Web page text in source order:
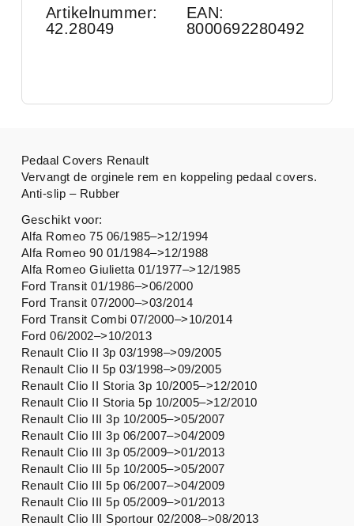
Artikelnummer:
42.28049
EAN:
8000692280492
Pedaal Covers Renault
Vervangt de orginele rem en koppeling pedaal covers.
Anti-slip – Rubber
Geschikt voor:
Alfa Romeo 75 06/1985–>12/1994
Alfa Romeo 90 01/1984–>12/1988
Alfa Romeo Giulietta 01/1977–>12/1985
Ford Transit 01/1986–>06/2000
Ford Transit 07/2000–>03/2014
Ford Transit Combi 07/2000–>10/2014
Ford 06/2002–>10/2013
Renault Clio II 3p 03/1998–>09/2005
Renault Clio II 5p 03/1998–>09/2005
Renault Clio II Storia 3p 10/2005–>12/2010
Renault Clio II Storia 5p 10/2005–>12/2010
Renault Clio III 3p 10/2005–>05/2007
Renault Clio III 3p 06/2007–>04/2009
Renault Clio III 3p 05/2009–>01/2013
Renault Clio III 5p 10/2005–>05/2007
Renault Clio III 5p 06/2007–>04/2009
Renault Clio III 5p 05/2009–>01/2013
Renault Clio III Sportour 02/2008–>08/2013